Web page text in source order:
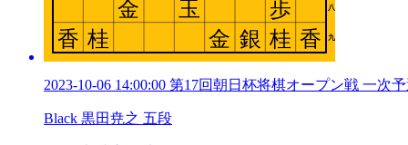
2023-10-06 14:00:00 第17回朝日杯将棋オープン戦 一次
Black 黒田尭之 五段